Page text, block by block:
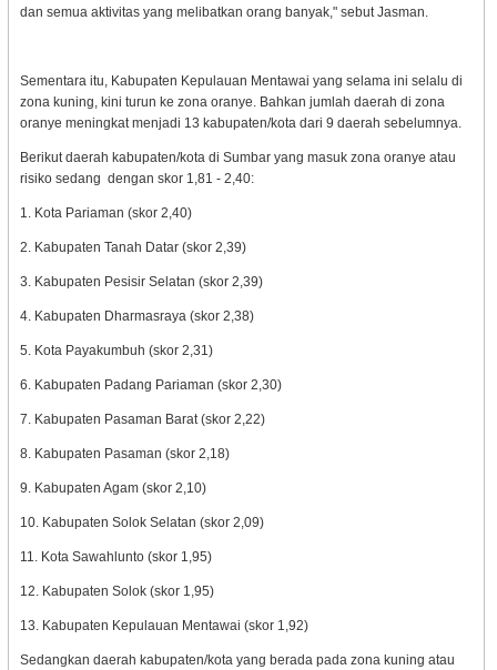
dan semua aktivitas yang melibatkan orang banyak," sebut Jasman.
Sementara itu, Kabupaten Kepulauan Mentawai yang selama ini selalu di
zona kuning, kini turun ke zona oranye. Bahkan jumlah daerah di zona
oranye meningkat menjadi 13 kabupaten/kota dari 9 daerah sebelumnya.
Berikut daerah kabupaten/kota di Sumbar yang masuk zona oranye atau
risiko sedang dengan skor 1,81 - 2,40:
1. Kota Pariaman (skor 2,40)
2. Kabupaten Tanah Datar (skor 2,39)
3. Kabupaten Pesisir Selatan (skor 2,39)
4. Kabupaten Dharmasraya (skor 2,38)
5. Kota Payakumbuh (skor 2,31)
6. Kabupaten Padang Pariaman (skor 2,30)
7. Kabupaten Pasaman Barat (skor 2,22)
8. Kabupaten Pasaman (skor 2,18)
9. Kabupaten Agam (skor 2,10)
10. Kabupaten Solok Selatan (skor 2,09)
11. Kota Sawahlunto (skor 1,95)
12. Kabupaten Solok (skor 1,95)
13. Kabupaten Kepulauan Mentawai (skor 1,92)
Sedangkan daerah kabupaten/kota yang berada pada zona kuning atau